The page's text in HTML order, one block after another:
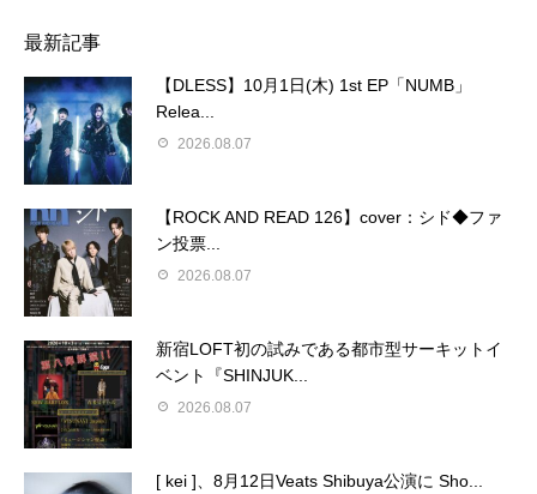
最新記事
【DLESS】10月1日(木) 1st EP「NUMB」
Relea...
2026.08.07
【ROCK AND READ 126】cover：シド◆ファ
ン投票...
2026.08.07
新宿LOFT初の試みである都市型サーキットイ
ベント『SHINJUK...
2026.08.07
[ kei ]、8月12日Veats Shibuya公演に Sho...